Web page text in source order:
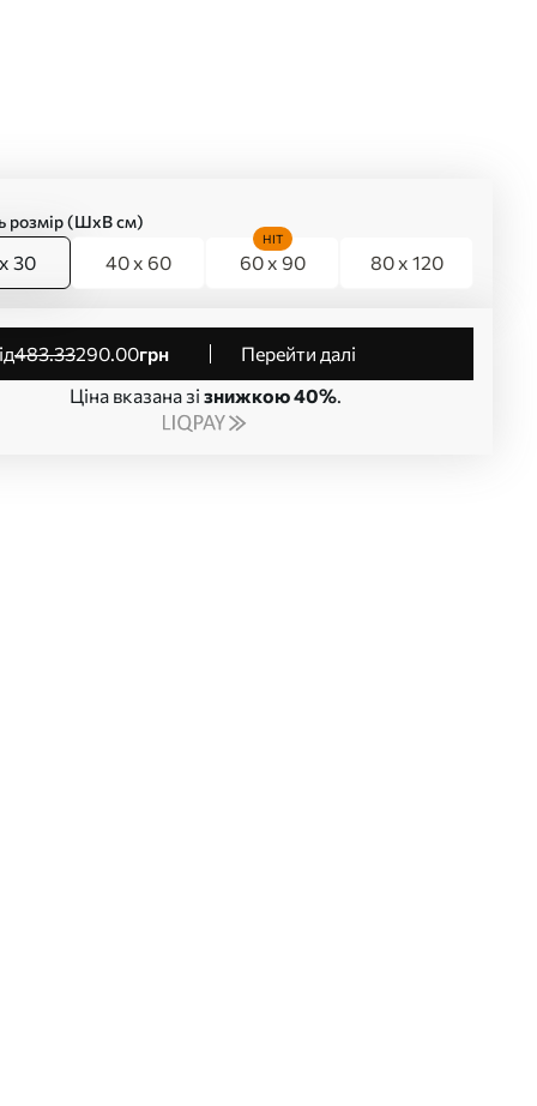
розмір (ШхВ см)
30 40 x 60 60 x 90
HIT
80 x 120
від483.33290.00грн
Перейти далі
Ціна вказана зі знижкою 40%.